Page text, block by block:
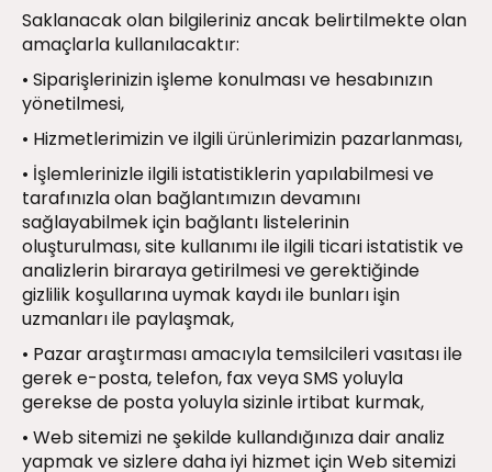
Saklanacak olan bilgileriniz ancak belirtilmekte olan
amaçlarla kullanılacaktır:
• Siparişlerinizin işleme konulması ve hesabınızın
yönetilmesi,
• Hizmetlerimizin ve ilgili ürünlerimizin pazarlanması,
• İşlemlerinizle ilgili istatistiklerin yapılabilmesi ve
tarafınızla olan bağlantımızın devamını
sağlayabilmek için bağlantı listelerinin
oluşturulması, site kullanımı ile ilgili ticari istatistik ve
analizlerin biraraya getirilmesi ve gerektiğinde
gizlilik koşullarına uymak kaydı ile bunları işin
uzmanları ile paylaşmak,
• Pazar araştırması amacıyla temsilcileri vasıtası ile
gerek e-posta, telefon, fax veya SMS yoluyla
gerekse de posta yoluyla sizinle irtibat kurmak,
• Web sitemizi ne şekilde kullandığınıza dair analiz
yapmak ve sizlere daha iyi hizmet için Web sitemizi